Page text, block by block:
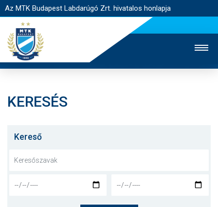
Az MTK Budapest Labdarúgó Zrt. hivatalos honlapja
JEGYÉRTÉKESÍTÉS
NYITÓLAP
KERESÉS
Kereső